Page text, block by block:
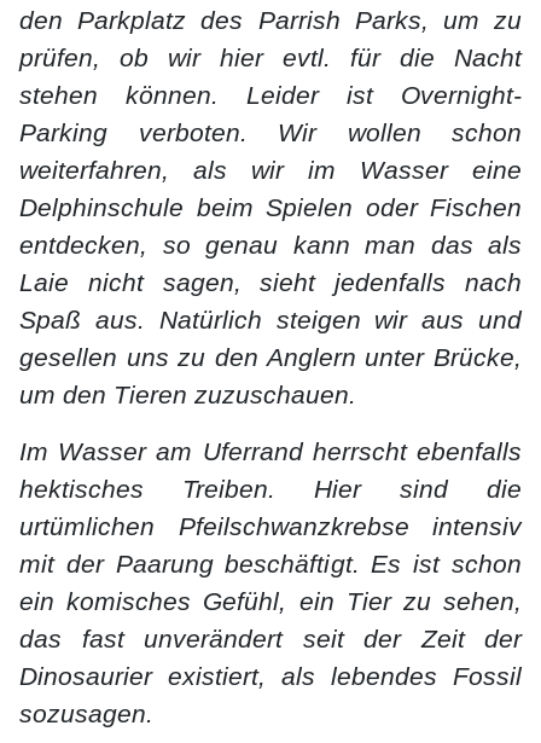
den Parkplatz des Parrish Parks, um zu
prüfen, ob wir hier evtl. für die Nacht
stehen können. Leider ist Overnight-
Parking verboten. Wir wollen schon
weiterfahren, als wir im Wasser eine
Delphinschule beim Spielen oder Fischen
entdecken, so genau kann man das als
Laie nicht sagen, sieht jedenfalls nach
Spaß aus. Natürlich steigen wir aus und
gesellen uns zu den Anglern unter Brücke,
um den Tieren zuzuschauen.
Im Wasser am Uferrand herrscht ebenfalls
hektisches Treiben. Hier sind die
urtümlichen Pfeilschwanzkrebse intensiv
mit der Paarung beschäftigt. Es ist schon
ein komisches Gefühl, ein Tier zu sehen,
das fast unverändert seit der Zeit der
Dinosaurier existiert, als lebendes Fossil
sozusagen.